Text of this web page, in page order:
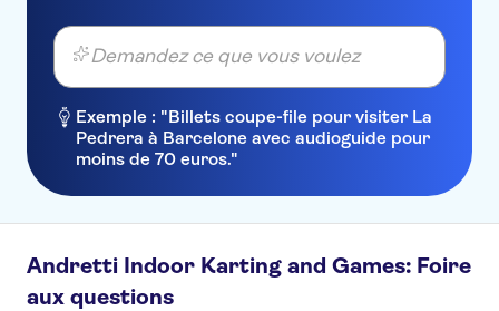
Demandez ce que vous voulez
Exemple : "Billets coupe-file pour visiter La
Pedrera à Barcelone avec audioguide pour
moins de 70 euros."
Andretti Indoor Karting and Games: Foire
aux questions